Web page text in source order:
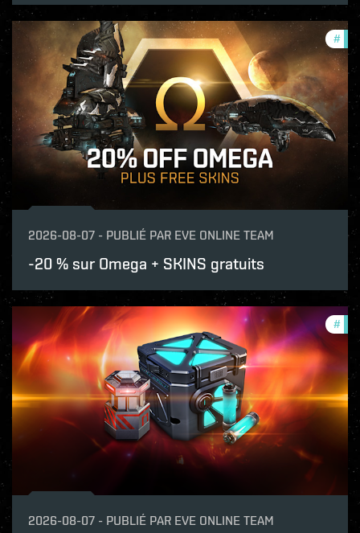
#
2026-08-07 - PUBLIÉ PAR EVE ONLINE TEAM
-20 % sur Omega + SKINS gratuits
#
2026-08-07 - PUBLIÉ PAR EVE ONLINE TEAM